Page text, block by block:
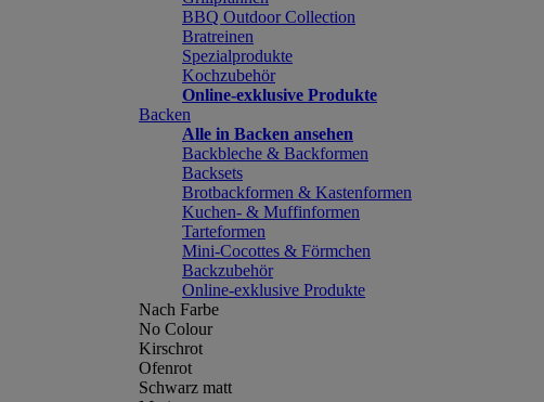
BBQ Outdoor Collection
Bratreinen
Spezialprodukte
Kochzubehör
Online-exklusive Produkte
Backen
Alle in Backen ansehen
Backbleche & Backformen
Backsets
Brotbackformen & Kastenformen
Kuchen- & Muffinformen
Tarteformen
Mini-Cocottes & Förmchen
Backzubehör
Online-exklusive Produkte
Nach Farbe
No Colour
Kirschrot
Ofenrot
Schwarz matt